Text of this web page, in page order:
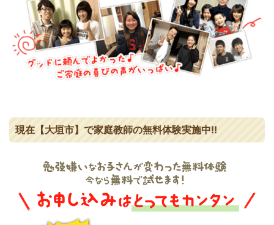
現在【大垣市】で家庭教師の無料体験実施中!!